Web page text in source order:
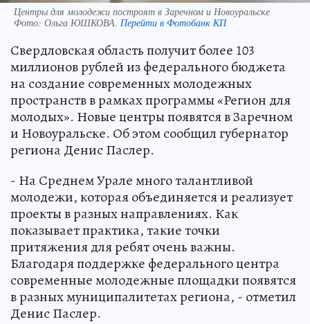
Центры для молодежи построят в Заречном и Новоуральске
Фото: Ольга ЮШКОВА. Перейти в Фотобанк КП
Свердловская область получит более 103
миллионов рублей из федерального бюджета
на создание современных молодежных
пространств в рамках программы «Регион для
молодых». Новые центры появятся в Заречном
и Новоуральске. Об этом сообщил губернатор
региона Денис Паслер.
- На Среднем Урале много талантливой
молодежи, которая объединяется и реализует
проекты в разных направлениях. Как
показывает практика, такие точки
притяжения для ребят очень важны.
Благодаря поддержке федерального центра
современные молодежные площадки появятся
в разных муниципалитетах региона, - отметил
Денис Паслер.